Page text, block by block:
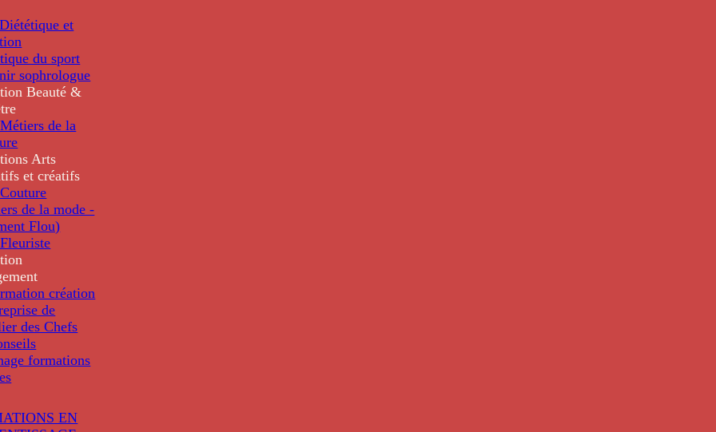
et
du sport
sophrologue
Beauté &
de la
Arts
et créatifs
de la mode -
Flou)
création
de
des Chefs
formations
EN